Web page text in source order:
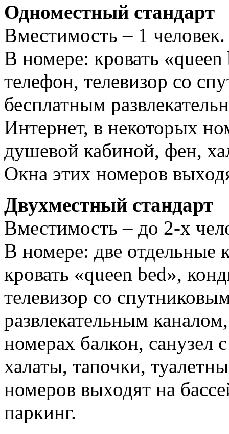
Одноместный стандарт
Вместимость – 1 человек.
В номере: кровать
телефон, телевизор со
бесплатным
Интернет, в некоторых
душевой кабиной, фен,
Окна этих номеров
Двухместный стандарт
Вместимость – до 2-х
В номере: две отдельные
кровать «queen bed»,
телевизор со
развлекательным
номерах балкон, санузел
халаты, тапочки,
номеров выходят на
паркинг.